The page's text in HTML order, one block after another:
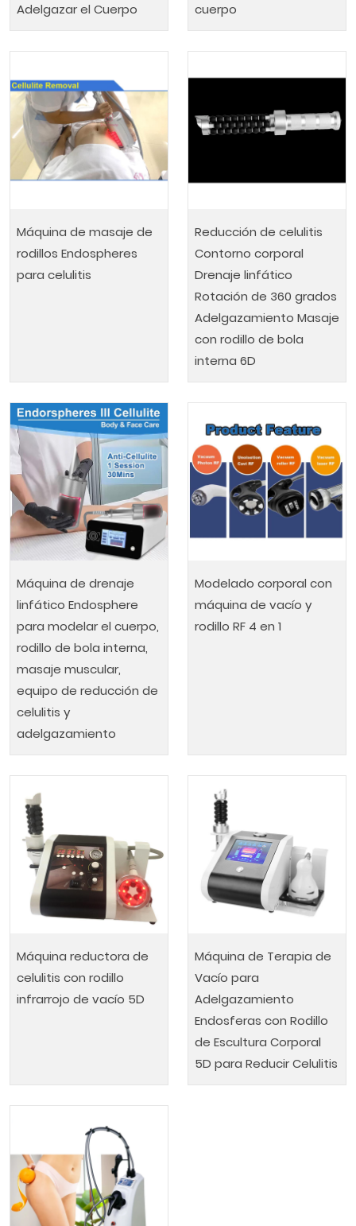
Adelgazar el Cuerpo cuerpo
Máquina de masaje de
rodillos Endospheres
para celulitis
Reducción de celulitis
Contorno corporal
Drenaje linfático
Rotación de 360 grados
Adelgazamiento Masaje
con rodillo de bola
interna 6D
Máquina de drenaje
linfático Endosphere
para modelar el cuerpo,
rodillo de bola interna,
masaje muscular,
equipo de reducción de
celulitis y
adelgazamiento
Modelado corporal con
máquina de vacío y
rodillo RF 4 en 1
Máquina reductora de
celulitis con rodillo
infrarrojo de vacío 5D
Máquina de Terapia de
Vacío para
Adelgazamiento
Endosferas con Rodillo
de Escultura Corporal
5D para Reducir Celulitis